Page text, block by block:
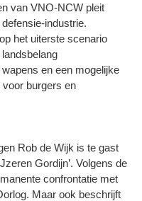
van VNO-NCW pleit
industrie.
het uiterste scenario
en een mogelijke
burgers en
Rob de Wijk is te gast
Gordijn’. Volgens de
confrontatie met
Maar ook beschrijft